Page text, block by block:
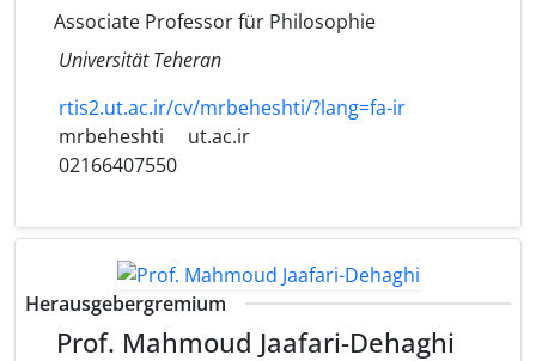
Associate Professor für Philosophie
Universität Teheran
rtis2.ut.ac.ir/cv/mrbeheshti/?lang=fa-ir
mrbeheshti
ut.ac.ir
02166407550
Herausgebergremium
Prof. Mahmoud Jaafari-Dehaghi